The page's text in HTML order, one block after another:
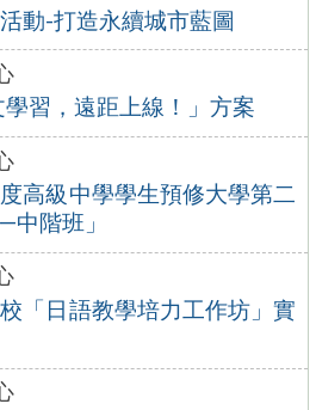
動-打造永續城市藍圖
習，遠距上線！」方案
高級中學學生預修大學第二
階班」
「日語教學培力工作坊」實